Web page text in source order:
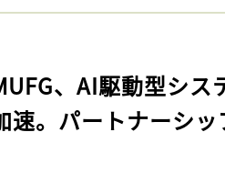
、AI駆動型シ
速。パートナーシ